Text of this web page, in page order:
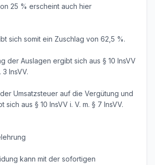
25 % erscheint auch hier
sich somit ein Zuschlag von 62,5 %.
der Auslagen ergibt sich aus § 10 InsVV
3 InsVV.
Umsatzsteuer auf die Vergütung und
sich aus § 10 InsVV i. V. m. § 7 InsVV.
kann mit der sofortigen